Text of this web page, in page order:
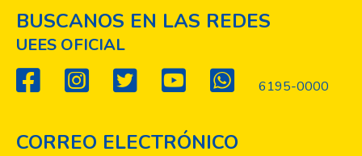
BUSCANOS EN LAS REDES
UEES OFICIAL
6195-0000
CORREO ELECTRÓNICO